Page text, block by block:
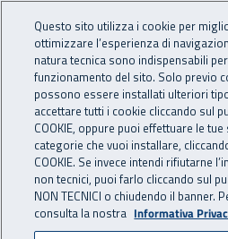
INAIL -
Navigazione
Navigazione - Ti trovi in:
Home Inail comunica News
28 settembre 2022
Questo sito utilizza i cookie per
ottimizzare l’esperienza di
natura tecnica sono indispensabili
funzionamento del sito. Solo previo
possono essere installati ulteriori
accettare tutti i cookie cliccando sul
COOKIE, oppure puoi effettuare le
categorie che vuoi installare,
COOKIE. Se invece intendi rifiutarne
non tecnici, puoi farlo cliccando sul
NON TECNICI o chiudendo il banner.
consulta la nostra Informativa